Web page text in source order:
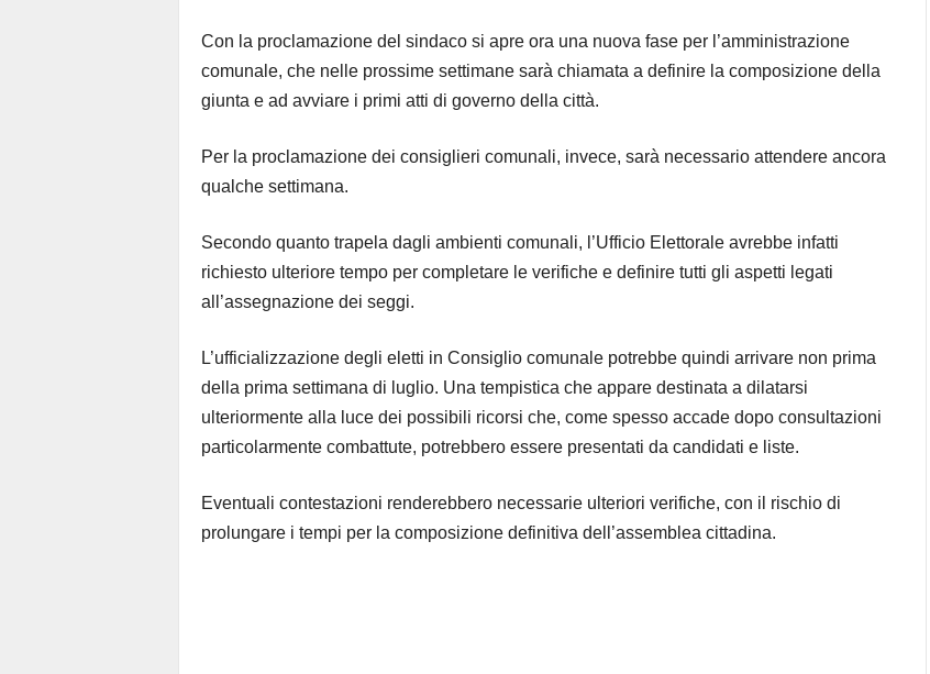
Con la proclamazione del sindaco si apre ora una nuova fase per l’amministrazione
comunale, che nelle prossime settimane sarà chiamata a definire la composizione della
giunta e ad avviare i primi atti di governo della città.
Per la proclamazione dei consiglieri comunali, invece, sarà necessario attendere ancora
qualche settimana.
Secondo quanto trapela dagli ambienti comunali, l’Ufficio Elettorale avrebbe infatti
richiesto ulteriore tempo per completare le verifiche e definire tutti gli aspetti legati
all’assegnazione dei seggi.
L’ufficializzazione degli eletti in Consiglio comunale potrebbe quindi arrivare non prima
della prima settimana di luglio. Una tempistica che appare destinata a dilatarsi
ulteriormente alla luce dei possibili ricorsi che, come spesso accade dopo consultazioni
particolarmente combattute, potrebbero essere presentati da candidati e liste.
Eventuali contestazioni renderebbero necessarie ulteriori verifiche, con il rischio di
prolungare i tempi per la composizione definitiva dell’assemblea cittadina.